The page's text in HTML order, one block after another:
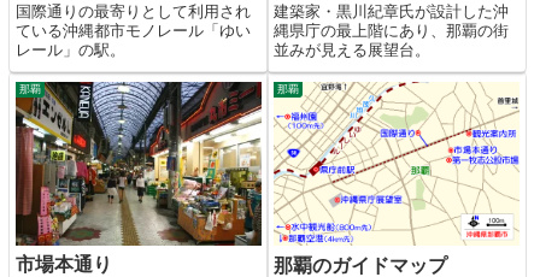
国際通りの最寄りとして利用され
ている沖縄都市モノレール「ゆい
レール」の駅。
建築家・黒川紀章氏が設計した沖
縄県庁の最上階にあり、那覇の街
並みが見える展望台。
那覇
市場本通り
那覇
那覇のガイドマップ